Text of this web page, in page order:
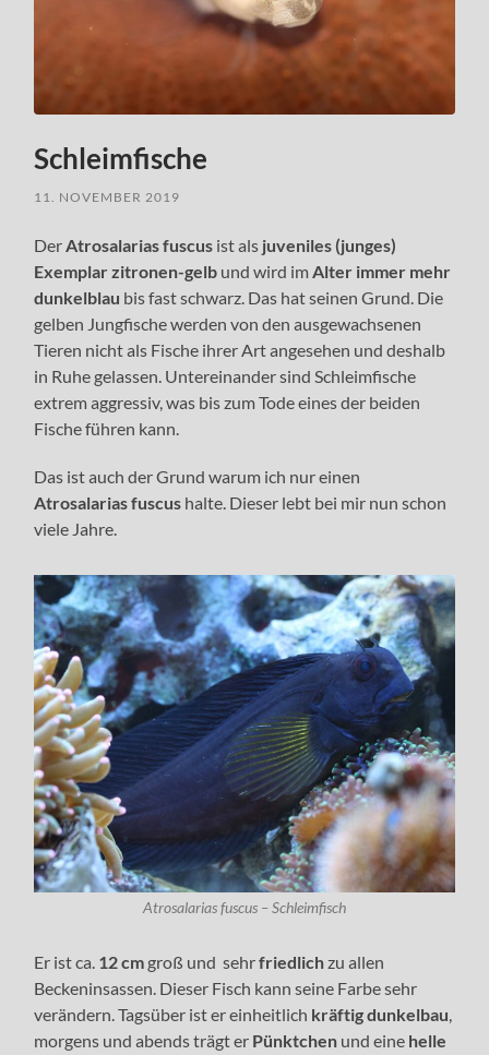
Schleimfische
11. NOVEMBER 2019
DerAtrosalarias fuscus ist als juveniles (junges)
Exemplar zitronen-gelb und wird imAlter immer mehr
dunkelblau bis fast schwarz. Das hat seinen Grund. Die
gelben Jungfische werden von den ausgewachsenen
Tieren nicht als Fische ihrer Art angesehen und deshalb
in Ruhe gelassen. Untereinander sind Schleimfische
extrem aggressiv, was bis zum Tode eines der beiden
Fische führen kann.
Das ist auch der Grund warum ich nur einen
Atrosalarias fuscus halte. Dieser lebt bei mir nun schon
viele Jahre.
Atrosalarias fuscus – Schleimfisch
Er ist ca. 12 cm groß und sehrfriedlichzu allen
Beckeninsassen. Dieser Fisch kann seine Farbe sehr
verändern. Tagsüber ist er einheitlich kräftig dunkelbau,
morgens und abends trägt er Pünktchen und eine helle